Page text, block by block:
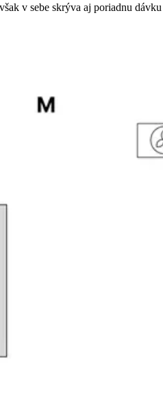
v sebe skrýva aj poriadnu